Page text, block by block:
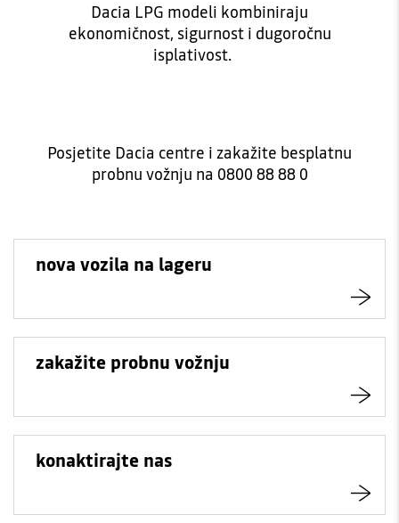
Dacia LPG modeli kombiniraju
ekonomičnost, sigurnost i dugoročnu
isplativost.
Posjetite Dacia centre i zakažite besplatnu
probnu vožnju na 0800 88 88 0
nova vozila na lageru
zakažite probnu vožnju
konaktirajte nas